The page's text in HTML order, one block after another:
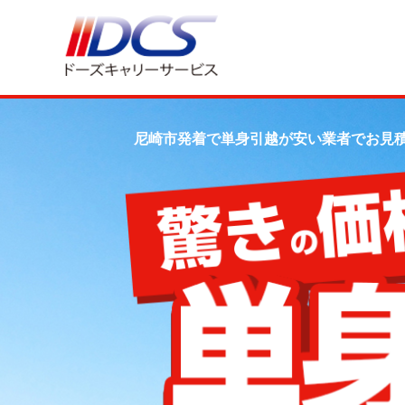
尼崎市発着で単身引越が安い業者でお見